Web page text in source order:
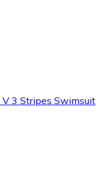
3 Stripes Swimsuit